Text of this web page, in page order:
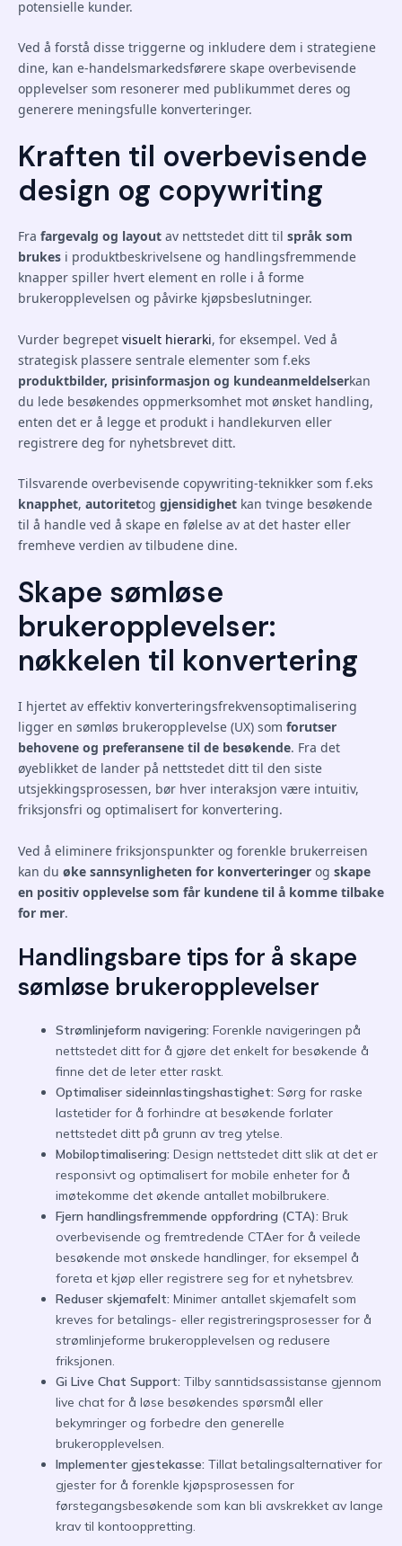
potensielle kunder.
Ved å forstå disse triggerne og inkludere dem i strategiene
dine, kan e-handelsmarkedsførere skape overbevisende
opplevelser som resonerer med publikummet deres og
generere meningsfulle konverteringer.
Kraften til overbevisende
design og copywriting
Fra fargevalg og layout av nettstedet ditt til språk som
brukes i produktbeskrivelsene og handlingsfremmende
knapper spiller hvert element en rolle i å forme
brukeropplevelsen og påvirke kjøpsbeslutninger.
Vurder begrepet visuelt hierarki, for eksempel. Ved å
strategisk plassere sentrale elementer som f.eks
produktbilder, prisinformasjon og kundeanmeldelserkan
du lede besøkendes oppmerksomhet mot ønsket handling,
enten det er å legge et produkt i handlekurven eller
registrere deg for nyhetsbrevet ditt.
Tilsvarende overbevisende copywriting-teknikker som f.eks
knapphet, autoritetog gjensidighet kan tvinge besøkende
til å handle ved å skape en følelse av at det haster eller
fremheve verdien av tilbudene dine.
Skape sømløse
brukeropplevelser:
nøkkelen til konvertering
I hjertet av effektiv konverteringsfrekvensoptimalisering
ligger en sømløs brukeropplevelse (UX) som forutser
behovene og preferansene til de besøkende. Fra det
øyeblikket de lander på nettstedet ditt til den siste
utsjekkingsprosessen, bør hver interaksjon være intuitiv,
friksjonsfri og optimalisert for konvertering.
Ved å eliminere friksjonspunkter og forenkle brukerreisen
kan du øke sannsynligheten for konverteringer og skape
en positiv opplevelse som får kundene til å komme tilbake
for mer.
Handlingsbare tips for å skape
sømløse brukeropplevelser
Strømlinjeform navigering: Forenkle navigeringen på
nettstedet ditt for å gjøre det enkelt for besøkende å
finne det de leter etter raskt.
Optimaliser sideinnlastingshastighet: Sørg for raske
lastetider for å forhindre at besøkende forlater
nettstedet ditt på grunn av treg ytelse.
Mobiloptimalisering: Design nettstedet ditt slik at det er
responsivt og optimalisert for mobile enheter for å
imøtekomme det økende antallet mobilbrukere.
Fjern handlingsfremmende oppfordring (CTA): Bruk
overbevisende og fremtredende CTAer for å veilede
besøkende mot ønskede handlinger, for eksempel å
foreta et kjøp eller registrere seg for et nyhetsbrev.
Reduser skjemafelt: Minimer antallet skjemafelt som
kreves for betalings- eller registreringsprosesser for å
strømlinjeforme brukeropplevelsen og redusere
friksjonen.
Gi Live Chat Support: Tilby sanntidsassistanse gjennom
live chat for å løse besøkendes spørsmål eller
bekymringer og forbedre den generelle
brukeropplevelsen.
Implementer gjestekasse: Tillat betalingsalternativer for
gjester for å forenkle kjøpsprosessen for
førstegangsbesøkende som kan bli avskrekket av lange
krav til kontooppretting.